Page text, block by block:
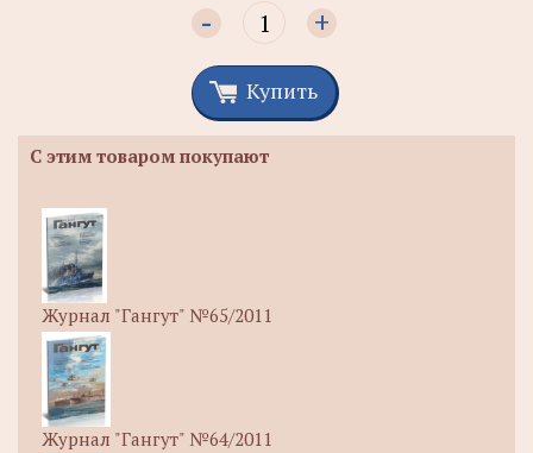
- +
Купить
С этим товаром покупают
Журнал "Гангут" №65/2011
Журнал "Гангут" №64/2011